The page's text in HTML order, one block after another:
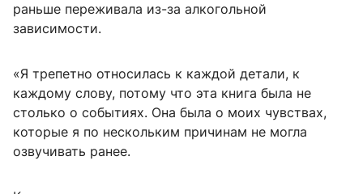
раньше переживала из-за алкогольной
зависимости.
«Я трепетно относилась к каждой детали, к
каждому слову, потому что эта книга была не
столько о событиях. Она была о моих чувствах,
которые я по нескольким причинам не могла
озвучивать ранее.